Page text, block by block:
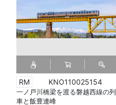
KNO110025154
一ノ戸川橋梁を渡る磐越西線の列
車と飯豊連峰